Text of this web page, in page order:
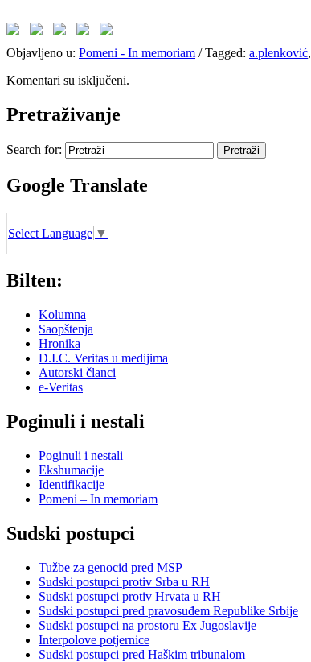
Objavljeno u: Pomeni - In memoriam /Tagged: a.plenković,
Komentari su isključeni.
Pretraživanje
Search for:
Google Translate
Select Language ▼
Bilten:
Kolumna
Saopštenja
Hronika
D.I.C. Veritas u medijima
Autorski članci
e-Veritas
Poginuli i nestali
Poginuli i nestali
Ekshumacije
Identifikacije
Pomeni – In memoriam
Sudski postupci
Tužbe za genocid pred MSP
Sudski postupci protiv Srba u RH
Sudski postupci protiv Hrvata u RH
Sudski postupci pred pravosuđem Republike Srbije
Sudski postupci na prostoru Ex Jugoslavije
Interpolove potjernice
Sudski postupci pred Haškim tribunalom